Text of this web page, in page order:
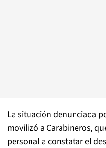
La situación denunciada
movilizó a Carabineros,
personal a constatar el